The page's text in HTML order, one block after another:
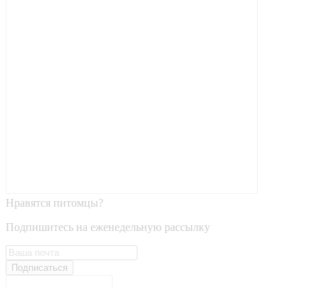
Нравятся питомцы?
Подпишитесь на еженедельную рассылку
Подписаться